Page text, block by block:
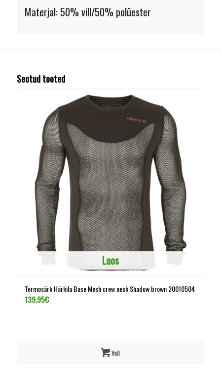
Materjal: 50% vill/50% polüester
Seotud tooted
Laos
Termosärk Härkila Base Mesh crew neck Shadow brown 20010504
139.95€
Vali